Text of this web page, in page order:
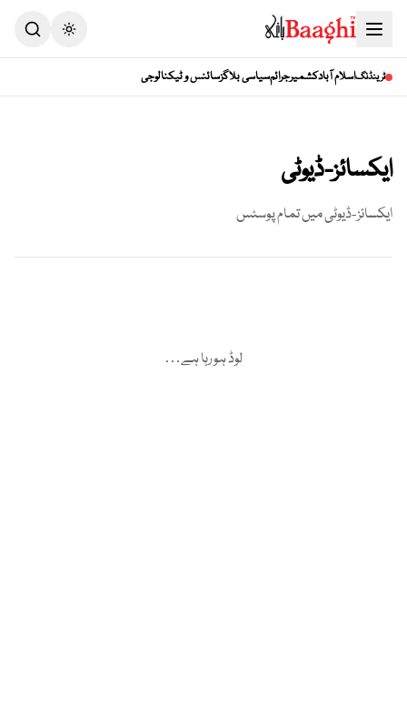
Toggle theme
ٹرینڈنگاسلام آبادکشمیرجرائمسیاسی بلاگزسائنس و ٹیکنالوجی
ایکسائز-ڈیوٹی
ایکسائز-ڈیوٹیمیں تمام پوسٹس
لوڈ ہو رہا ہے…